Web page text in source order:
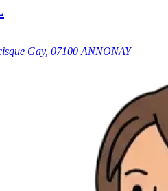
Gay, 07100 ANNONAY